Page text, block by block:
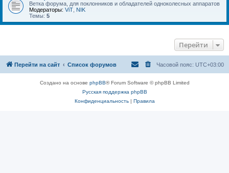
Ветка форума, для поклонников и обладателей одноколесных аппаратов
Модераторы: ViT NIK
Темы: 5
Перейти
Перейти на сайт Список форумов Часовой пояс: UTC+03:00
Создано на основе phpBB® Forum Software © phpBB Limited
Русская поддержка phpBB
Конфиденциальность| Правила